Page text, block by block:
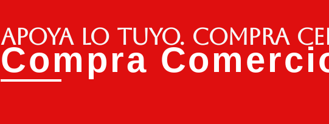
Apoya lo tuyo. Compra
Compra